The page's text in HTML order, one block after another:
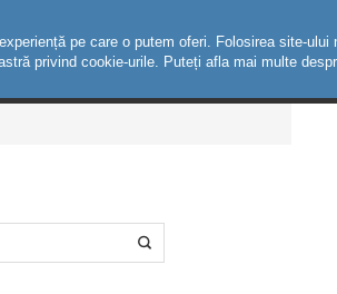
pe care o putem oferi. Folosirea site-ului
privind cookie-urile. Puteți afla mai multe